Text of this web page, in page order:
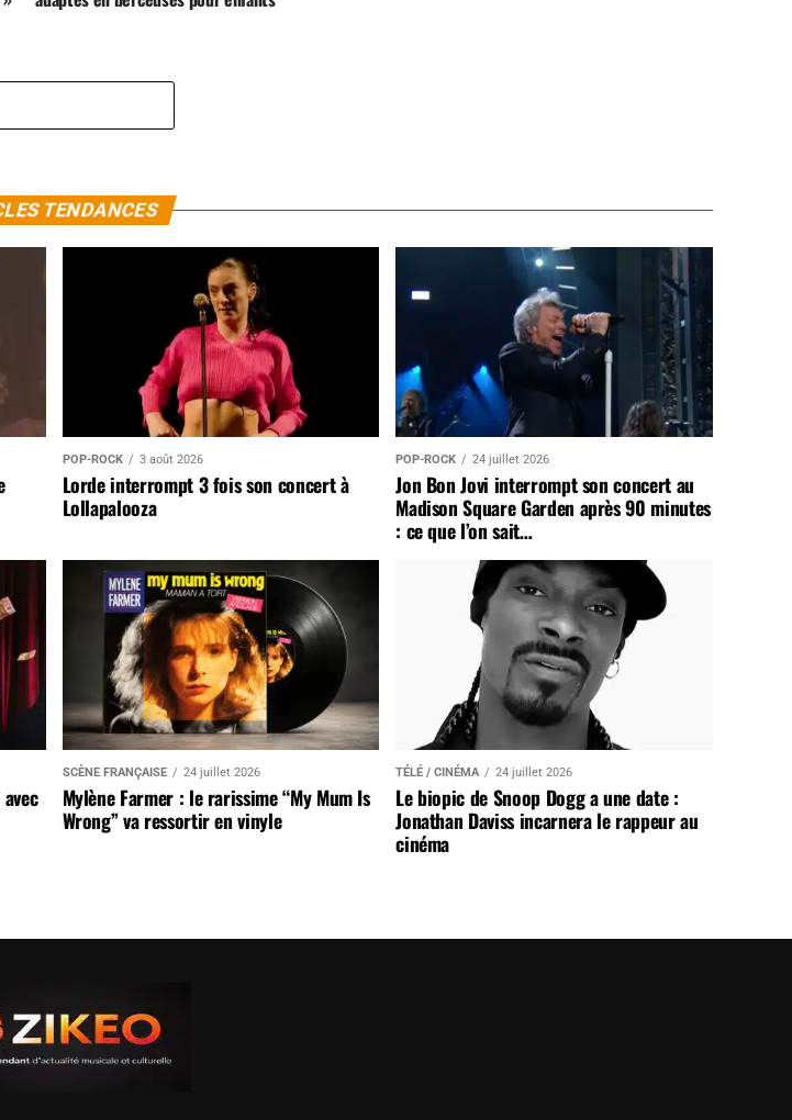
TENDANCES
POP-ROCK 3 août 2026
Lorde interrompt 3 fois son concert à
Lollapalooza
POP-ROCK 24 juillet 2026
Jon Bon Jovi interrompt son concert au
Madison Square Garden après 90 minutes
: ce que l’on sait…
SCÈNE FRANÇAISE 24 juillet 2026
Mylène Farmer : le rarissime “My Mum Is
Wrong” va ressortir en vinyle
TÉLÉ / CINÉMA 24 juillet 2026
Le biopic de Snoop Dogg a une date :
Jonathan Daviss incarnera le rappeur au
cinéma